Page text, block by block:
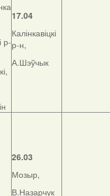
р-
17.04
Калінкавіцкі
р-н,
А.Шэўчык
26.03
Мозыр,
В.Назарчук